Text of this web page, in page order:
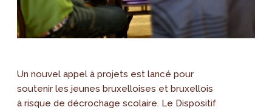
Un nouvel appel à projets est lancé pour
soutenir les jeunes bruxelloises et bruxellois
à risque de décrochage scolaire. Le Dispositif